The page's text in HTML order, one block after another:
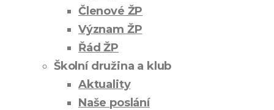
Členové ŽP
Význam ŽP
Řád ŽP
Školní družina a klub
Aktuality
Naše poslání